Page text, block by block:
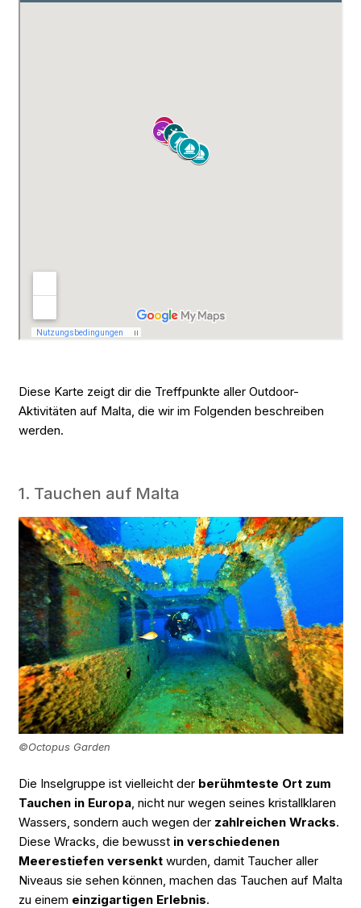
Diese Karte zeigt dir die Treffpunkte aller Outdoor-
Aktivitäten auf Malta, die wir im Folgenden beschreiben
werden.
1. Tauchen auf Malta
©Octopus Garden
Die Inselgruppe ist vielleicht der berühmteste Ort zum
Tauchen in Europa, nicht nur wegen seines kristallklaren
Wassers, sondern auch wegen der zahlreichen Wracks.
Diese Wracks, die bewusst in verschiedenen
Meerestiefen versenktwurden, damit Taucher aller
Niveaus sie sehen können, machen das Tauchen auf Malta
zu einem einzigartigen Erlebnis.